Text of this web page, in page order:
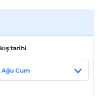
gardırop, mutfak,
çay makinesi
tarihi
Ağu Cum